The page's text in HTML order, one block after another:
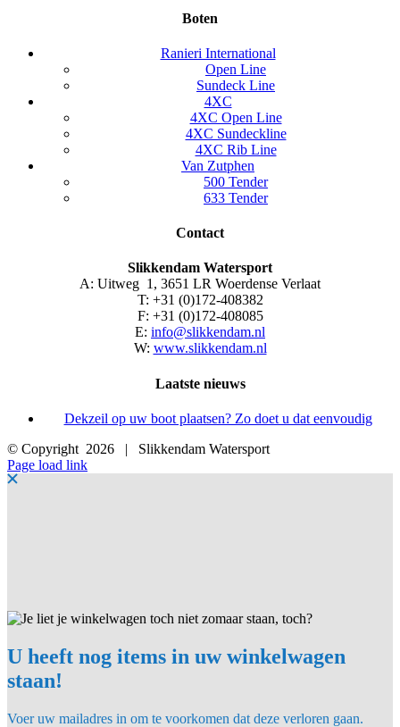
Boten
Ranieri International
Open Line
Sundeck Line
4XC
4XC Open Line
4XC Sundeckline
4XC Rib Line
Van Zutphen
500 Tender
633 Tender
Contact
Slikkendam Watersport
A: Uitweg 1, 3651 LR Woerdense Verlaat
T: +31 (0)172-408382
F: +31 (0)172-408085
E: info@slikkendam.nl
W: www.slikkendam.nl
Laatste nieuws
Dekzeil op uw boot plaatsen? Zo doet u dat eenvoudig
© Copyright 2026 | Slikkendam Watersport
Facebook
Instagram
LinkedIn
YouTube
X
E-
mail
Page load link
U heeft nog items in uw winkelwagen
staan!
Voer uw mailadres in om te voorkomen dat deze verloren gaan.